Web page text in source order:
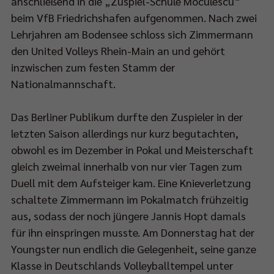
beim VfB Friedrichshafen aufgenommen. Nach zwei
Lehrjahren am Bodensee schloss sich Zimmermann
den United Volleys Rhein-Main an und gehört
inzwischen zum festen Stamm der
Nationalmannschaft.
Das Berliner Publikum durfte den Zuspieler in der
letzten Saison allerdings nur kurz begutachten,
obwohl es im Dezember in Pokal und Meisterschaft
gleich zweimal innerhalb von nur vier Tagen zum
Duell mit dem Aufsteiger kam. Eine Knieverletzung
schaltete Zimmermann im Pokalmatch frühzeitig
aus, sodass der noch jüngere Jannis Hopt damals
für ihn einspringen musste. Am Donnerstag hat der
Youngster nun endlich die Gelegenheit, seine ganze
Klasse in Deutschlands Volleyballtempel unter